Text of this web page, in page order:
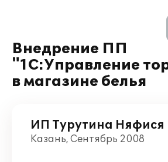
Внедрение ПП
"1С:Управление
в магазине белья
ИП Турутина Няфися
Казань, Сентябрь 2008